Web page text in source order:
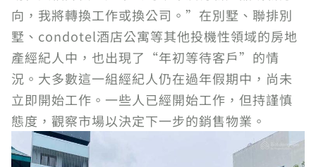
向，我將轉換工作或換公司。”在別墅、聯排別
墅、condotel酒店公寓等其他投機性領域的房地
產經紀人中，也出現了“年初等待客戶”的情
況。大多數這一組經紀人仍在過年假期中，尚未
立即開始工作。一些人已經開始工作，但持謹慎
態度，觀察市場以決定下一步的銷售物業。